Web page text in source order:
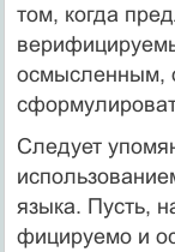
том, когда
осмысленным,
Следует
языка. Пусть,
фицируемо и